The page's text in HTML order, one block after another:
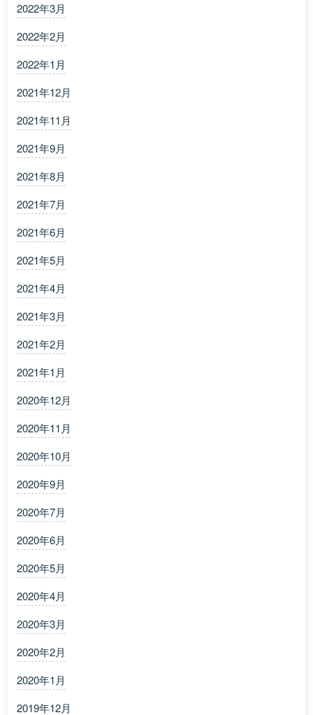
2022年3月
2022年2月
2022年1月
2021年12月
2021年11月
2021年9月
2021年8月
2021年7月
2021年6月
2021年5月
2021年4月
2021年3月
2021年2月
2021年1月
2020年12月
2020年11月
2020年10月
2020年9月
2020年7月
2020年6月
2020年5月
2020年4月
2020年3月
2020年2月
2020年1月
2019年12月